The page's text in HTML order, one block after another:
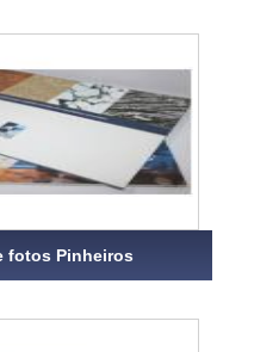
fotos Pinheiros